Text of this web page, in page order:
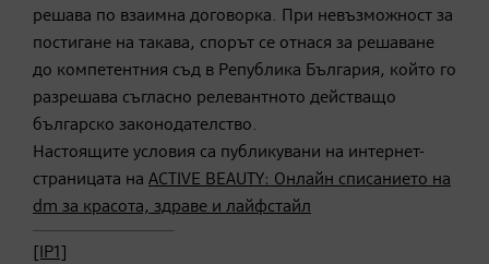
решава по взаимна договорка. При невъзможност за
постигане на такава, спорът се отнася за решаване
до компетентния съд в Република България, който го
разрешава съгласно релевантното действащо
българско законодателство.
Настоящите условия са публикувани на интернет-
страницата на ACTIVE BEAUTY: Онлайн списанието на
dm за красота, здраве и лайфстайл
[IP1]